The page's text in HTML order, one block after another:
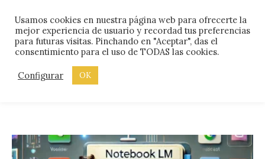
content
Menu
ETIQUETA:
INTELIGENCIAARTIFICIAL
Usamos cookies en nuestra página web para ofrecerte la
mejor experiencia de usuario y recordad tus preferencias
para futuras visitas. Pinchando en "Aceptar", das el
consentimiento para el uso de TODAS las cookies.
Configurar OK